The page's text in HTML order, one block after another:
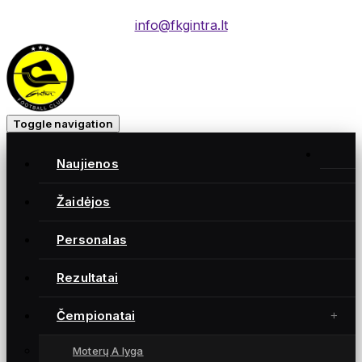
info@fkgintra.lt
Toggle navigation
Naujienos
Žaidėjos
Personalas
Rezultatai
Čempionatai
Moterų A lyga
BALTIJOS MOTERŲ LYGA
ČEMPIONATAS